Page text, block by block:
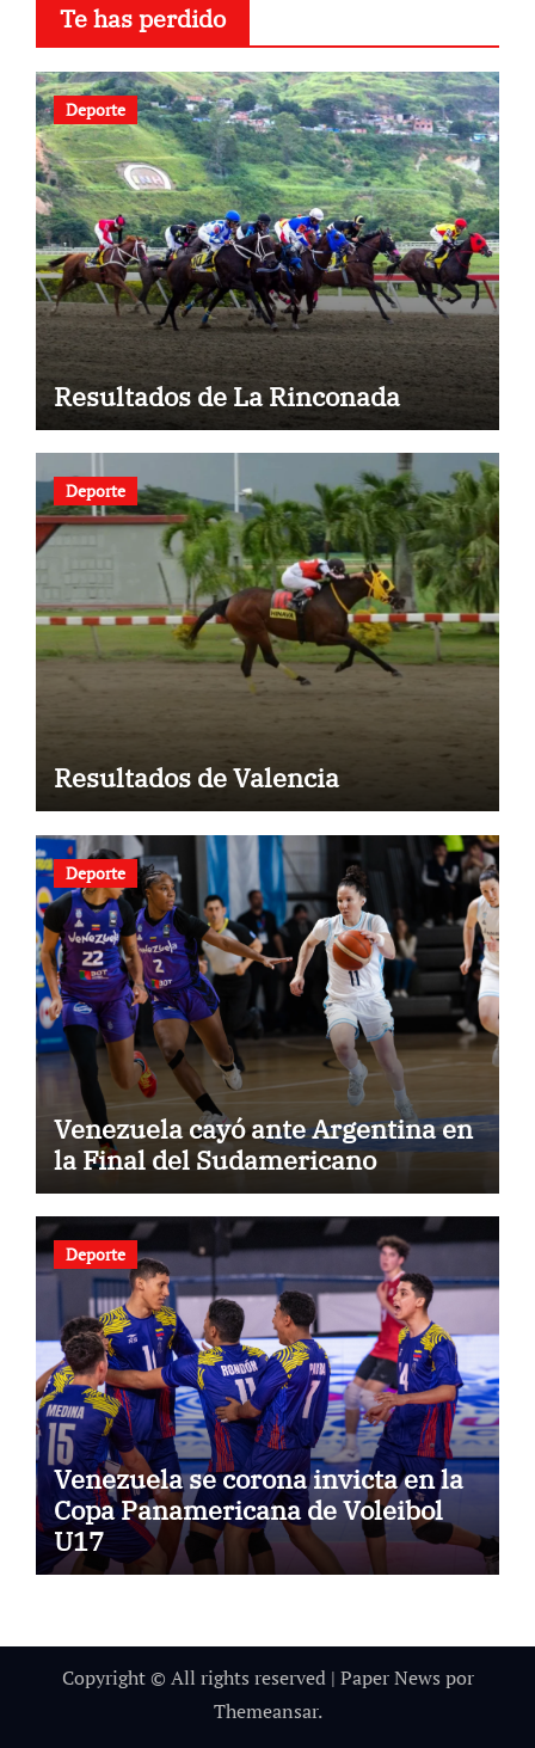
Te has perdido
Deporte
Resultados de La Rinconada
Deporte
Resultados de Valencia
Deporte
Venezuela cayó ante Argentina en
la Final del Sudamericano
Deporte
Venezuela se corona invicta en la
Copa Panamericana de Voleibol
U17
Copyright © All rights reserved | Paper News por
Themeansar.